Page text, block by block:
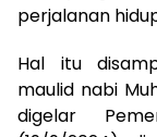
perjalanan
Hal itu
maulid nabi
digelar